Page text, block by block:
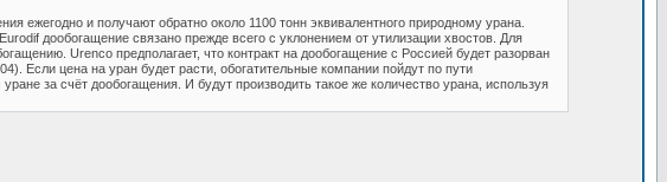
и получают обратно около 1100 тонн эквивалентного природному урана.
дообогащение связано прежде всего с уклонением от утилизации хвостов. Для
Urenco предполагает, что контракт на дообогащение с Россией будет разорван
Если цена на уран будет расти, обогатительные компании пойдут по пути
за счёт дообогащения. И будут производить такое же количество урана, используя